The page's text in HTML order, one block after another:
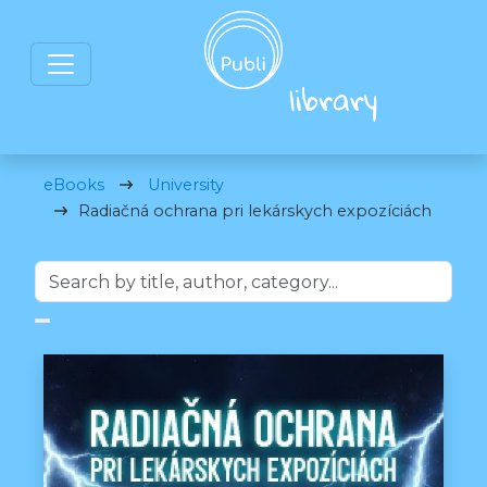
eBooks
University
Radiačná ochrana pri lekárskych expozíciách